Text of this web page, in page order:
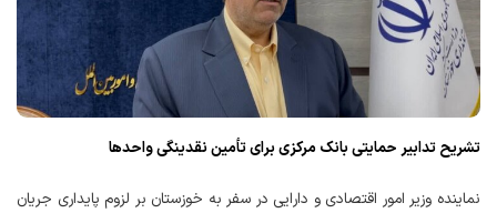
تشریح تدابیر حمایتی بانک مرکزی برای تأمین نقدینگی واحدها
نماینده وزیر امور اقتصادی و دارایی در سفر به خوزستان بر لزوم پایداری جریان